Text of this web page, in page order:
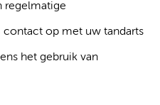
regelmatige
op met uw tandarts
het gebruik van